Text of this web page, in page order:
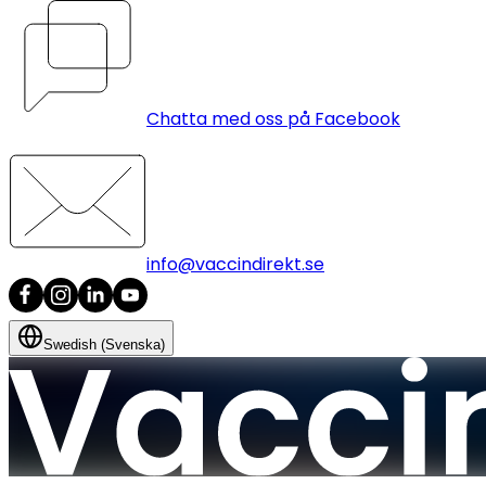
Chatta med oss på Facebook
info@vaccindirekt.se
Swedish (Svenska)